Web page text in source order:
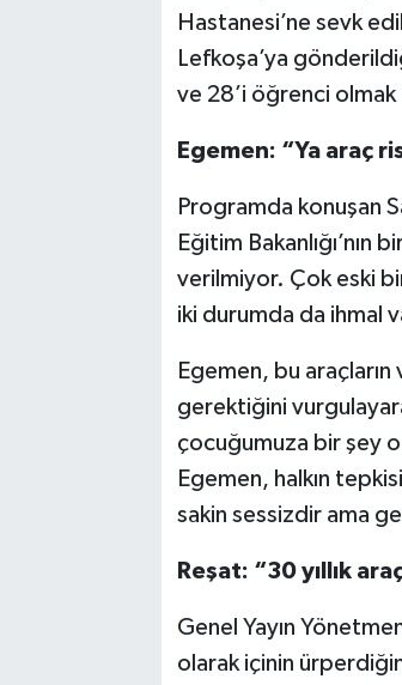
Hastanesi’ne sevk
Lefkoşa’ya
ve 28’i öğrenci
Egemen: “Ya araç
Programda konuşan
Eğitim
verilmiyor. Çok eski
iki durumda da ihmal
Egemen, bu
gerektiğini
çocuğumuza bir şey
Egemen, halkın
sakin sessizdir ama
Reşat: “30 yıllık
Genel Yayın
olarak içinin